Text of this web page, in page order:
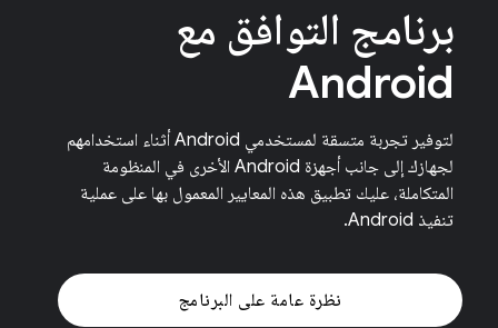
برنامج التوافق مع
Android
لتوفير تجربة متسقة لمستخدمي Android أثناء استخدامهم
لجهازك إلى جانب أجهزة Android الأخرى في المنظومة
المتكاملة، عليك تطبيق هذه المعايير المعمول بها على عملية
تنفيذ Android.
نظرة عامة على البرنامج